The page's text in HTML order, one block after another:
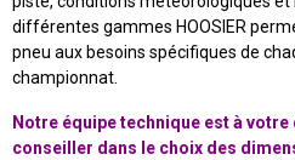
différentes gammes HOOSIER
pneu aux besoins spécifiques de
championnat.
Notre équipe technique est à
conseiller dans le choix des